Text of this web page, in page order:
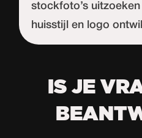
stockfoto’s
huisstijl en logo
IS JE